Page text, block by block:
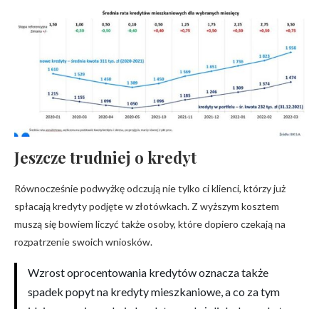
Jeszcze trudniej o kredyt
Równocześnie podwyżkę odczują nie tylko ci klienci, którzy już
spłacają kredyty podjęte w złotówkach. Z wyższym kosztem
muszą się bowiem liczyć także osoby, które dopiero czekają na
rozpatrzenie swoich wniosków.
Wzrost oprocentowania kredytów oznacza także
spadek popyt na kredyty mieszkaniowe, a co za tym